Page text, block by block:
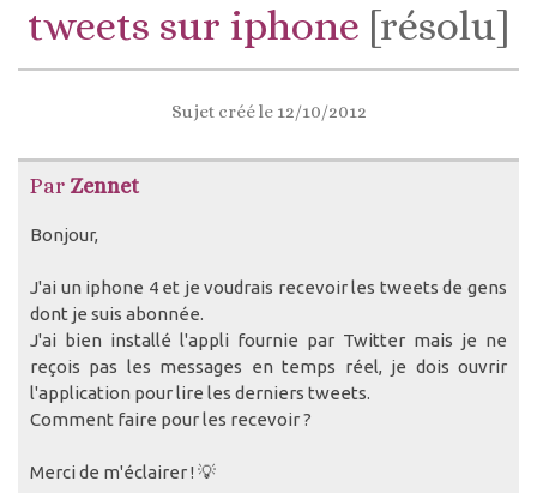
tweets sur iphone [résolu]
Sujet créé le 12/10/2012
Par Zennet
Bonjour,
J'ai un iphone 4 et je voudrais recevoir les tweets de gens
dont je suis abonnée.
J'ai bien installé l'appli fournie par Twitter mais je ne
reçois pas les messages en temps réel, je dois ouvrir
l'application pour lire les derniers tweets.
Comment faire pour les recevoir ?
Merci de m'éclairer ! 💡